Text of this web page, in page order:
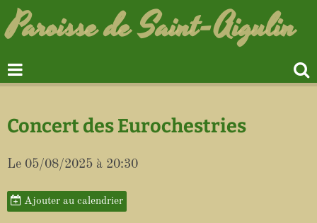
Paroisse de Saint-Aigulin
Concert des Eurochestries
Le 05/08/2025 à 20:30
Ajouter au calendrier